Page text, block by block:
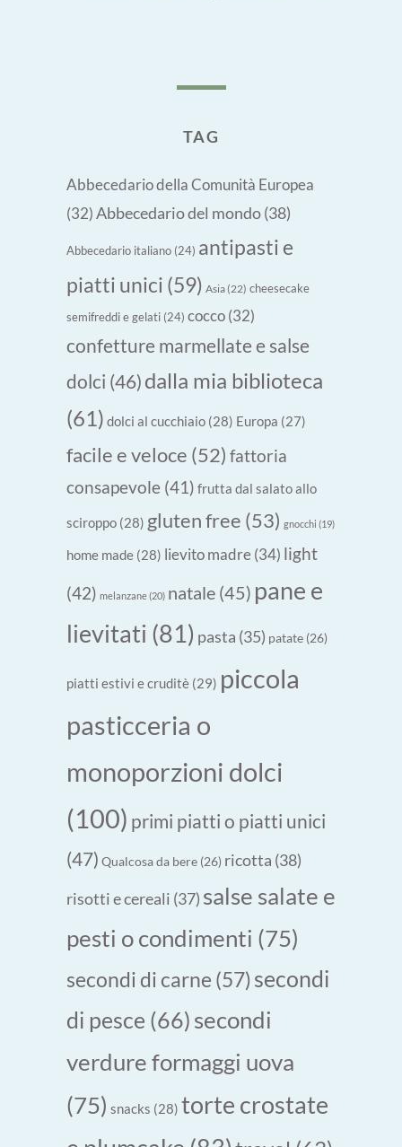
TAG
Abbecedario della Comunità Europea
(32) Abbecedario del mondo(38)
Abbecedario italiano (24) antipasti e
piatti unici (59) Asia(22) cheesecake
semifreddi e gelati (24) cocco (32)
confetture marmellate e salse
dolci (46) dalla mia biblioteca
(61) dolci al cucchiaio (28) Europa (27)
facile e veloce (52) fattoria
consapevole (41) frutta dal salato allo
sciroppo (28) gluten free (53) gnocchi (19)
home made (28) lievito madre(34) light
(42) melanzane(20) natale (45) pane e
lievitati (81) pasta (35) patate (26)
piatti estivi e cruditè (29) piccola
pasticceria o
monoporzioni dolci
(100) primi piatti o piatti unici
(47) Qualcosa da bere (26) ricotta (38)
risotti e cereali (37) salse salate e
pesti o condimenti (75)
secondi di carne (57)secondi
di pesce (66) secondi
verdure formaggi uova
(75) snacks (28) torte crostate